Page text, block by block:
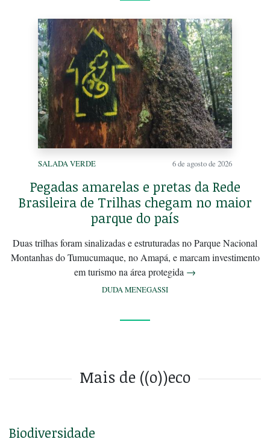
SALADA VERDE 6 de agosto de 2026
Pegadas amarelas e pretas da Rede
Brasileira de Trilhas chegam no maior
parque do país
Duas trilhas foram sinalizadas e estruturadas no Parque Nacional
Montanhas do Tumucumaque, no Amapá, e marcam investimento
em turismo na área protegida →
DUDA MENEGASSI
Mais de ((o))eco
Biodiversidade